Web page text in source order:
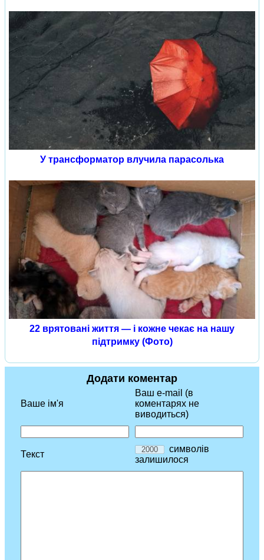
У трансформатор влучила парасолька
22 врятовані життя — і кожне чекає на нашу
підтримку (Фото)
Додати коментар
Ваше ім'я
Ваш e-mail (в
коментарях не
виводиться)
Текст
символів
залишилося